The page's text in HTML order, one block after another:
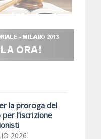
la proroga del
l’iscrizione
2026